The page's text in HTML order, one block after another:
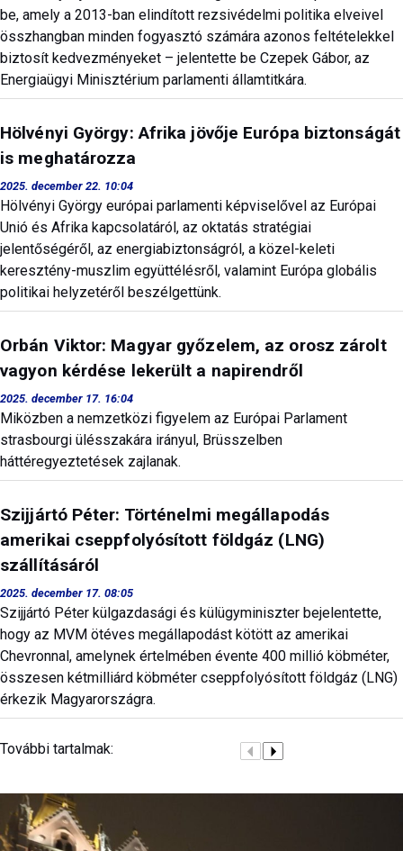
be, amely a 2013-ban elindított rezsivédelmi politika elveivel
összhangban minden fogyasztó számára azonos feltételekkel
biztosít kedvezményeket – jelentette be Czepek Gábor, az
Energiaügyi Minisztérium parlamenti államtitkára.
Hölvényi György: Afrika jövője Európa biztonságát
is meghatározza
2025. december 22. 10:04
Hölvényi György európai parlamenti képviselővel az Európai
Unió és Afrika kapcsolatáról, az oktatás stratégiai
jelentőségéről, az energiabiztonságról, a közel-keleti
keresztény-muszlim együttélésről, valamint Európa globális
politikai helyzetéről beszélgettünk.
Orbán Viktor: Magyar győzelem, az orosz zárolt
vagyon kérdése lekerült a napirendről
2025. december 17. 16:04
Miközben a nemzetközi figyelem az Európai Parlament
strasbourgi ülésszakára irányul, Brüsszelben
háttéregyeztetések zajlanak.
Szijjártó Péter: Történelmi megállapodás
amerikai cseppfolyósított földgáz (LNG)
szállításáról
2025. december 17. 08:05
Szijjártó Péter külgazdasági és külügyminiszter bejelentette,
hogy az MVM ötéves megállapodást kötött az amerikai
Chevronnal, amelynek értelmében évente 400 millió köbméter,
összesen kétmilliárd köbméter cseppfolyósított földgáz (LNG)
érkezik Magyarországra.
További tartalmak: